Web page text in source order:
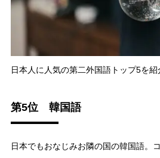
日本人に人気の第二外国語トップ5を紹
第5位 韓国語
日本でもおなじみお隣の国の韓国語。